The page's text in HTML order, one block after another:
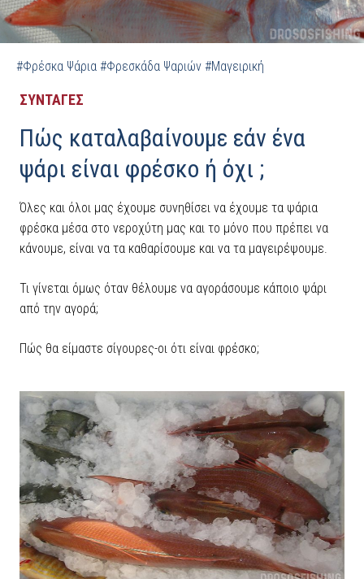
#Φρέσκα Ψάρια #Φρεσκάδα Ψαριών #Μαγειρική
ΣΥΝΤΑΓΕΣ
Πώς καταλαβαίνουμε εάν ένα
ψάρι είναι φρέσκο ή όχι ;
Όλες και όλοι μας έχουμε συνηθίσει να έχουμε τα ψάρια
φρέσκα μέσα στο νεροχύτη μας και το μόνο που πρέπει να
κάνουμε, είναι να τα καθαρίσουμε και να τα μαγειρέψουμε.
Τι γίνεται όμως όταν θέλουμε να αγοράσουμε κάποιο ψάρι
από την αγορά;
Πώς θα είμαστε σίγουρες-οι ότι είναι φρέσκο;